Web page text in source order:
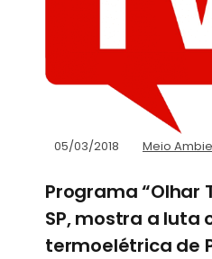
05/03/2018 Meio
Programa “Olhar
SP, mostra a luta
termoelétrica de